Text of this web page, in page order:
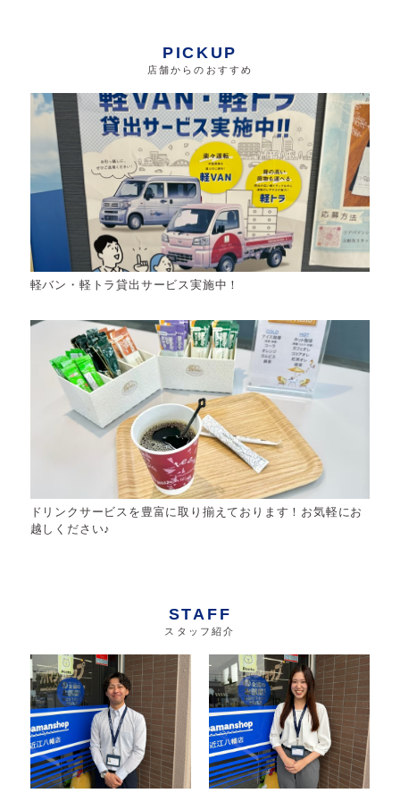
PICKUP
店舗からのおすすめ
軽バン・軽トラ貸出サービス実施中！
ドリンクサービスを豊富に取り揃えております！お気軽にお
越しください♪
STAFF
スタッフ紹介